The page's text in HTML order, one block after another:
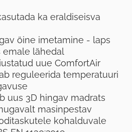
ka eraldiseisva
öine imetamine - laps
emale lähedal
uue ComfortAir
reguleerida temperatuuri
uus 3D hingav madrats
masinpestav
kohalduvale